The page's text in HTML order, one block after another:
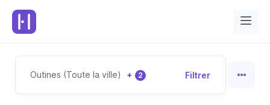
Outines (Toute la ville) + 2 Filtrer